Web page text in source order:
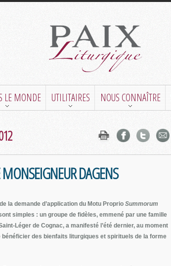
LE MONDE UTILITAIRES NOUS CONNAÎTRE
MONSEIGNEUR DAGENS
la demande d’application du Motu Proprio Summorum
simples : un groupe de fidèles, emmené par une famille
Léger de Cognac, a manifesté l’été dernier, au moment
des bienfaits liturgiques et spirituels de la forme